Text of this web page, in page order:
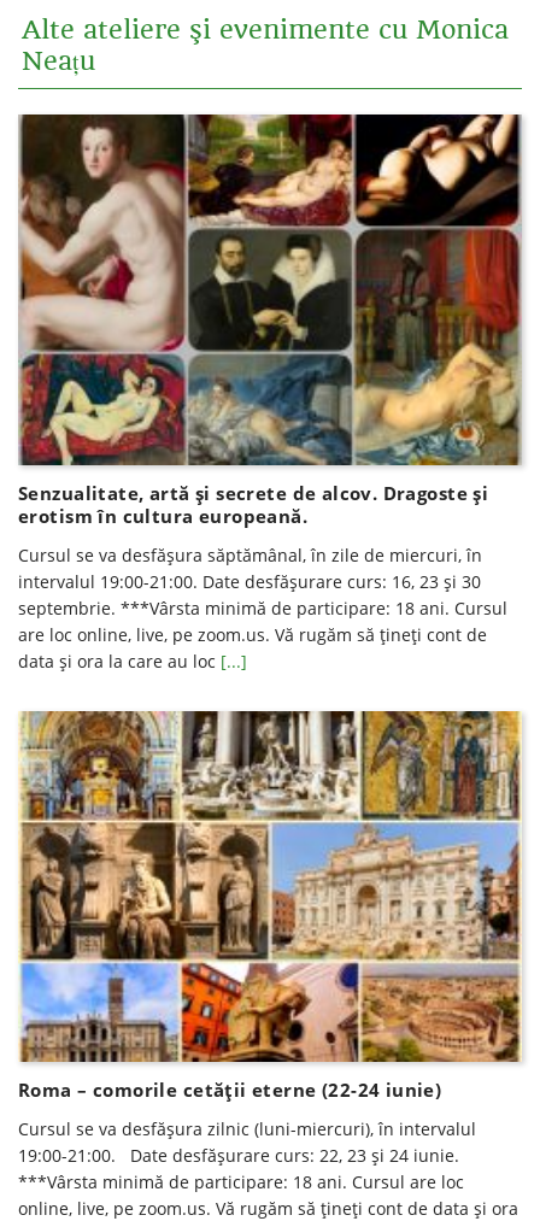
Alte ateliere şi evenimente cu Monica
Neațu
Senzualitate, artă și secrete de alcov. Dragoste și
erotism în cultura europeană.
Cursul se va desfăşura săptămânal, în zile de miercuri, în
intervalul 19:00-21:00. Date desfăşurare curs: 16, 23 și 30
septembrie. ***Vârsta minimă de participare: 18 ani. Cursul
are loc online, live, pe zoom.us. Vă rugăm să ţineţi cont de
data şi ora la care au loc [...]
Roma – comorile cetății eterne (22-24 iunie)
Cursul se va desfăşura zilnic (luni-miercuri), în intervalul
19:00-21:00. Date desfăşurare curs: 22, 23 şi 24 iunie.
***Vârsta minimă de participare: 18 ani. Cursul are loc
online, live, pe zoom.us. Vă rugăm să ţineţi cont de data şi ora